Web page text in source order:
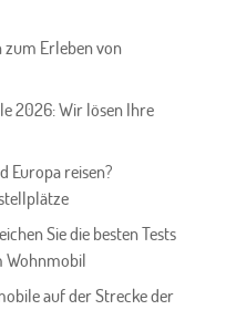
Erleben von
2026: Wir lösen Ihre
Europa reisen?
Sie die besten Tests
Wohnmobil
auf der Strecke der